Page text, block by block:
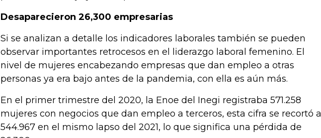
Desaparecieron 26,300 empresarias
Si se analizan a detalle los indicadores laborales también se pueden
observar importantes retrocesos en el liderazgo laboral femenino. El
nivel de mujeres encabezando empresas que dan empleo a otras
personas ya era bajo antes de la pandemia, con ella es aún más.
En el primer trimestre del 2020, la Enoe del Inegi registraba 571.258
mujeres con negocios que dan empleo a terceros, esta cifra se recortó a
544.967 en el mismo lapso del 2021, lo que significa una pérdida de